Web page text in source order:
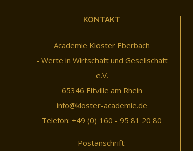
KONTAKT
Academie Kloster Eberbach
- Werte in Wirtschaft und Gesellschaft
e.V.
65346 Eltville am Rhein
info@kloster-academie.de
Telefon: +49 (0) 160 - 95 81 20 80
Postanschrift: